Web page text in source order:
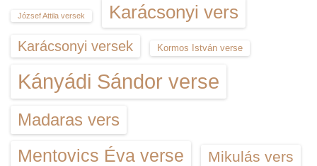
József Attila versek Karácsonyi vers
Karácsonyi versek Kormos István verse
Kányádi Sándor verse
Madaras vers
Mentovics Éva verse Mikulás vers